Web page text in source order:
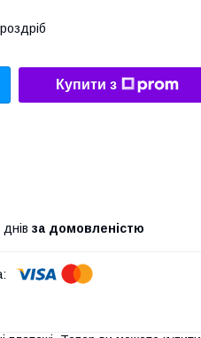
Купити з
за домовленістю